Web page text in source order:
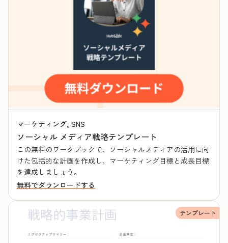
マーケティング, SNS
ソーシャル メディア戦略テンプレート
この無料のワークブックで、ソーシャルメディアの活用に向
けた包括的な計画を作成し、マーケティング目標と成長目標
を達成しましょう。
無料でダウンロードする
テンプレート